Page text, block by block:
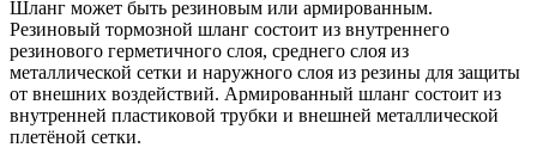
Шланг может быть резиновым или армированным.
Резиновый тормозной шланг состоит из внутреннего
резинового герметичного слоя, среднего слоя из
металлической сетки и наружного слоя из резины для защиты
от внешних воздействий. Армированный шланг состоит из
внутренней пластиковой трубки и внешней металлической
плетёной сетки.